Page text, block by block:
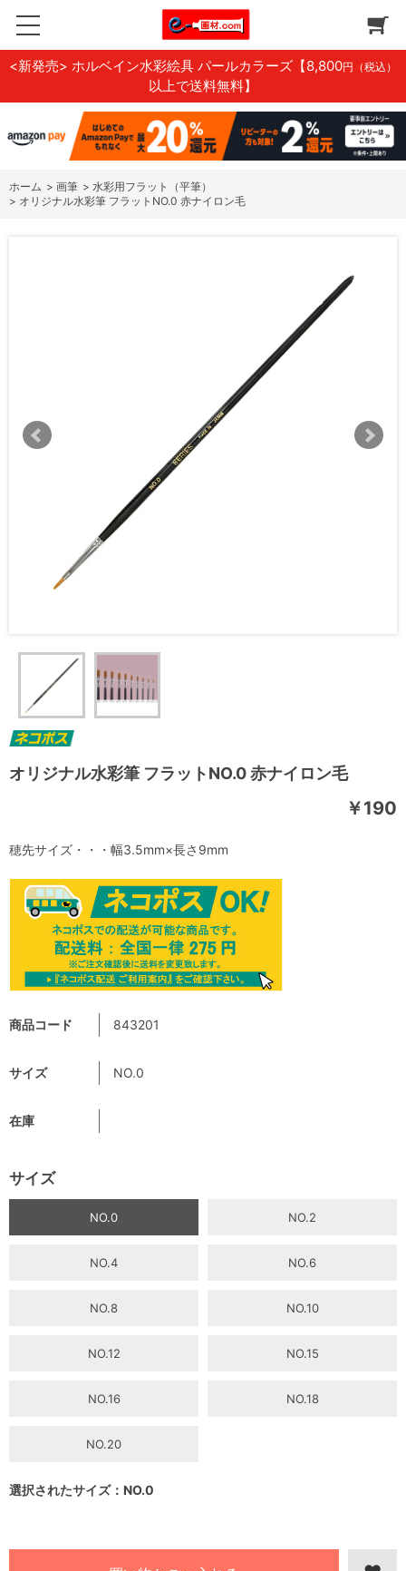
<新発売> ホルベイン水彩絵具 パールカラーズ 【8,800円（税込）
以上で送料無料】
ホーム > 画筆 > 水彩用フラット（平筆）
> オリジナル水彩筆 フラットNO.0 赤ナイロン毛
オリジナル水彩筆 フラットNO.0 赤ナイロン毛
￥190
商品コード 843201
サイズ NO.0
在庫
サイズ
NO.0 NO.2
NO.4 NO.6
NO.8 NO.10
NO.12 NO.15
NO.16 NO.18
NO.20
選択されたサイズ：NO.0
穂先サイズ・・・幅3.5mm×長さ9mm